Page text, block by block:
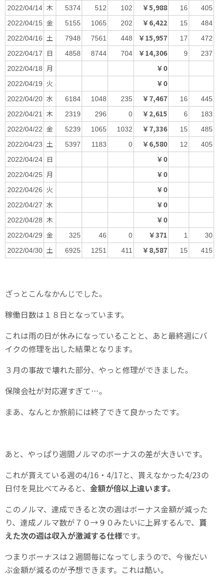
2022/04/14 木 5374 512 102 ￥5,988 16 405
2022/04/15 金 5155 1065 202 ￥6,422 15 484
2022/04/16 土 7948 7561 448 ￥15,957 17 472
2022/04/17 日 4858 8744 704 ￥14,306 9 237
2022/04/18 月 ￥0
2022/04/19 火 ￥0
2022/04/20 水 6184 1048 235 ￥7,467 16 445
2022/04/21 木 2319 296 0 ￥2,615 6 183
2022/04/22 金 5239 1065 1032 ￥7,336 15 485
2022/04/23 土 5397 1183 0 ￥6,580 12 405
2022/04/24 日 ￥0
2022/04/25 月 ￥0
2022/04/26 火 ￥0
2022/04/27 水 ￥0
2022/04/28 木 ￥0
2022/04/29 金 325 46 0 ￥371 1 30
2022/04/30 土 6925 1251 411 ￥8,587 15 415
ざっとこんなかんじでした。
稼働日数は１８日となっています。
これは雨の日が休みになっていることと、あと最終週にバ
イクの修理を出した結果となります。
３月の事故で壊れた部分、やっと修理ができました。
保険会社が対応遅すぎて…。
まあ、なんとか旅前には終了できて良かったです。
あと、やっぱり週間ノルマのボーナスの差が大きいです。
これが貰えている週の4/16・4/17と、貰えなかった4/23の
日付を見比べてみると、 金額が倍以上違います。
このノルマ、達成できると次の週はボーナス金額が減った
り、達成ノルマ数が７０→９０みたいに上昇するんで、 貰
えた次の週は収入が激減する仕様です。
つまりボーナスは２週間毎になってしまうので、今後だい
ぶ金額が減るのが予想できます。これは酷い。